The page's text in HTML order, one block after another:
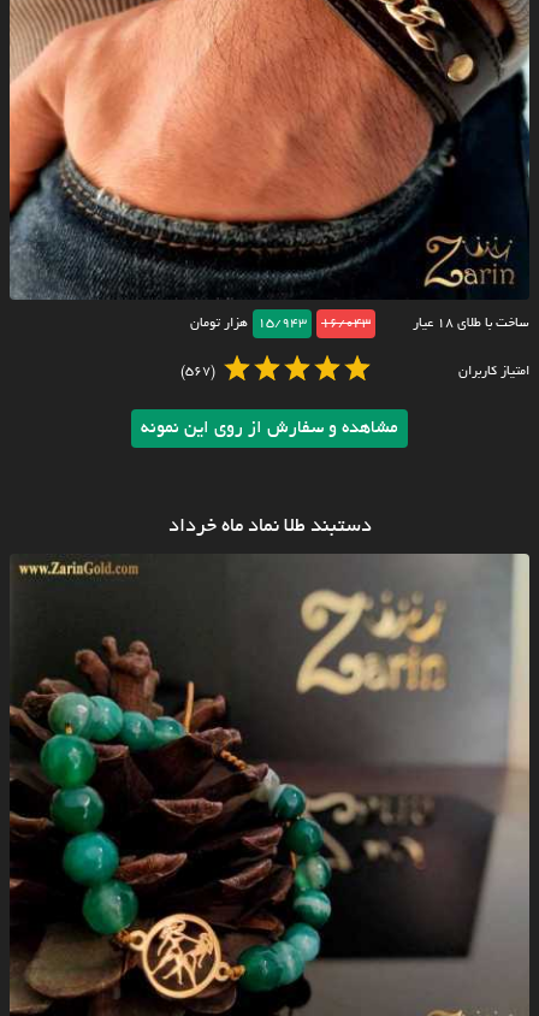
ساخت با طلای ۱۸ عیار 16/043
15/943 هزار تومان
امتیاز کاربران (567)
مشاهده و سفارش از روی این نمونه
دستبند طلا نماد ماه خرداد